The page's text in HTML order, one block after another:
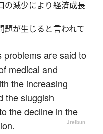
の減少により経済成長
題が生じると言われて
problems are said to
medical and
the increasing
the sluggish
the decline in the
— Jreibun